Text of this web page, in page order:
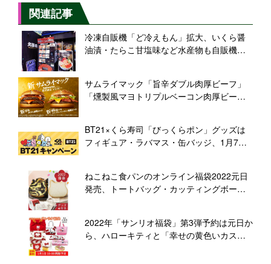
関連記事
冷凍自販機「ど冷えもん」拡大、いくら醤
油漬・たらこ甘塩味など水産物も自販機で/
サムライマック「旨辛ダブル肉厚ビーフ」
「燻製風マヨトリプルベーコン肉厚ビー
BT21×くら寿司「びっくらポン」グッズは
フィギュア・ラバマス・缶バッジ、1月7日
ねこねこ食パンのオンライン福袋2022元日
発売、トートバッグ・カッティングボード
2022年「サンリオ福袋」第3弾予約は元日か
ら、ハローキティと「幸せの黄色いカステ